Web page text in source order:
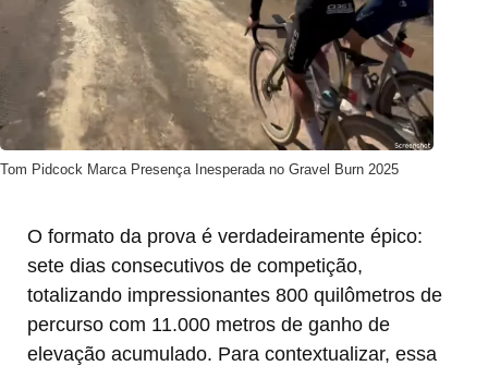
Tom Pidcock Marca Presença Inesperada no Gravel Burn 2025
O formato da prova é verdadeiramente épico:
sete dias consecutivos de competição,
totalizando impressionantes 800 quilômetros de
percurso com 11.000 metros de ganho de
elevação acumulado. Para contextualizar, essa